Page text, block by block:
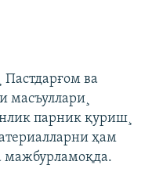
ва
масъуллари¸
парник қуриш¸
ҳам
мажбурламоқда.